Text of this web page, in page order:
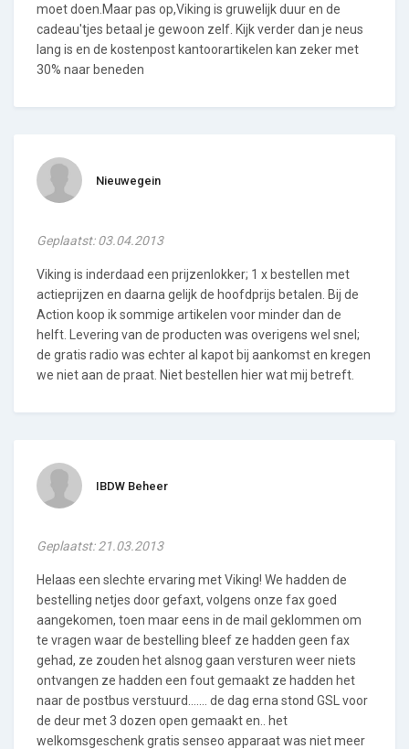
moet doen.Maar pas op,Viking is gruwelijk duur en de
cadeau'tjes betaal je gewoon zelf. Kijk verder dan je neus
lang is en de kostenpost kantoorartikelen kan zeker met
30% naar beneden
Nieuwegein
Geplaatst: 03.04.2013
Viking is inderdaad een prijzenlokker; 1 x bestellen met
actieprijzen en daarna gelijk de hoofdprijs betalen. Bij de
Action koop ik sommige artikelen voor minder dan de
helft. Levering van de producten was overigens wel snel;
de gratis radio was echter al kapot bij aankomst en kregen
we niet aan de praat. Niet bestellen hier wat mij betreft.
IBDW Beheer
Geplaatst: 21.03.2013
Helaas een slechte ervaring met Viking! We hadden de
bestelling netjes door gefaxt, volgens onze fax goed
aangekomen, toen maar eens in de mail geklommen om
te vragen waar de bestelling bleef ze hadden geen fax
gehad, ze zouden het alsnog gaan versturen weer niets
ontvangen ze hadden een fout gemaakt ze hadden het
naar de postbus verstuurd....... de dag erna stond GSL voor
de deur met 3 dozen open gemaakt en.. het
welkomsgeschenk gratis senseo apparaat was niet meer